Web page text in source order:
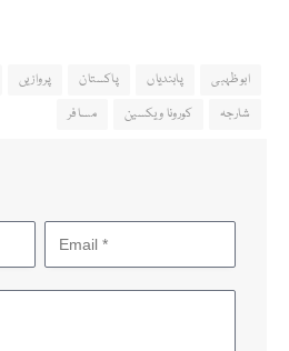
ابوظہبی پابندیاں پاکستان پروازیں
شارجہ
کورونا ویکسین مسافر